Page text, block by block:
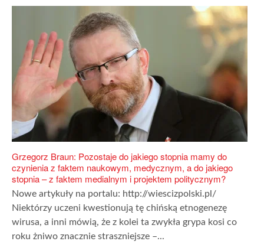
Grzegorz Braun: Pozostaje do jakiego stopnia mamy do
czynienia z faktem naukowym, medycznym, a do jakiego
stopnia – z faktem medialnym i projektem politycznym?
Nowe artykuły na portalu: http://wiescizpolski.pl/
Niektórzy uczeni kwestionują tę chińską etnogenezę
wirusa, a inni mówią, że z kolei ta zwykła grypa kosi co
roku żniwo znacznie straszniejsze –...